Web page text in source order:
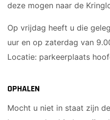
deze mogen naar de
Op vrijdag heeft u die
uur en op zaterdag van
Locatie: parkeerplaats
OPHALEN
Mocht u niet in staat zijn